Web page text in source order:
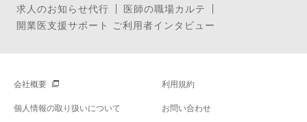
求人のお知らせ代行
医師の職場カルテ
開業医支援サポート ご利用者インタビュー
会社概要 利用規約
個人情報の取り扱いについて お問い合わせ